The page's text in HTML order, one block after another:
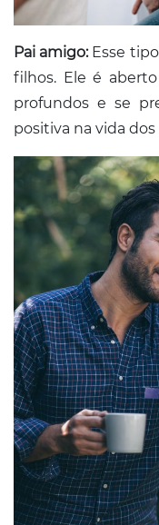
Pai amigo:Esse
filhos. Ele é
profundos e se
positiva na vida